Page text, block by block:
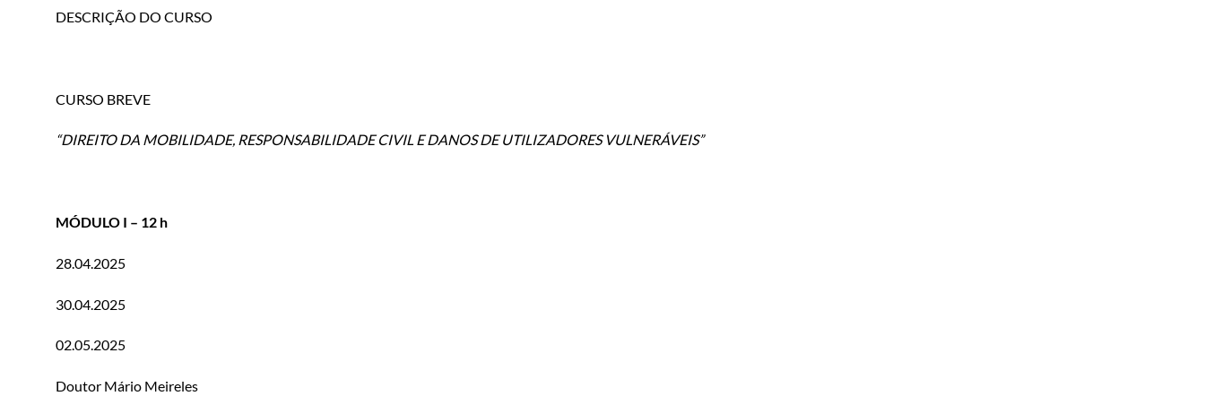
DESCRIÇÃO DO CURSO
CURSO BREVE
“DIREITO DA MOBILIDADE, RESPONSABILIDADE CIVIL E DANOS DE UTILIZADORES VULNERÁVEIS”
MÓDULO I – 12 h
28.04.2025
30.04.2025
02.05.2025
Doutor Mário Meireles